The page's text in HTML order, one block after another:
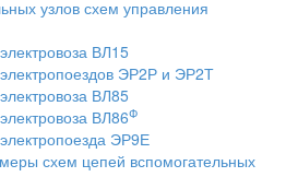
узлов схем управления
ВЛ15
ЭР2Р и ЭР2Т
ВЛ85
ВЛ86Ф
ЭР9Е
схем цепей вспомогательных